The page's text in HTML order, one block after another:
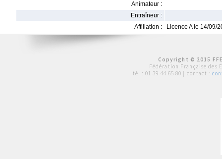
Animateur :
Entraîneur :
Affiliation :
Licence A le 14/09/
Copyright © 2015
Fédération Française des
tél : 01 39 44 65 80 | contact :